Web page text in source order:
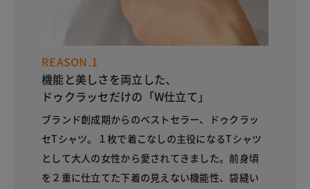
REASON.1
機能と美しさを両立した、
ドゥクラッセだけの「W仕立て」
ブランド創成期からのベストセラー、ドゥクラッ
セTシャツ。１枚で着こなしの主役になるTシャツ
として大人の女性から愛されてきました。前身頃
を２重に仕立てた下着の見えない機能性、袋縫い